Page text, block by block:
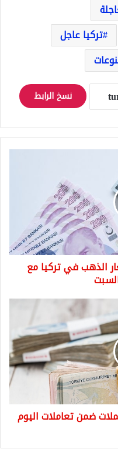
تركيا عاجل
نسخ الرابط
الذهب في تركيا مع
ضمن تعاملات اليوم